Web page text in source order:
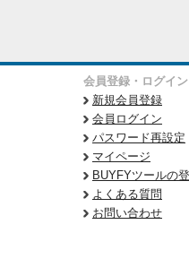
会員登録・ログイン
新規会員登録
会員ログイン
パスワード再設定
マイページ
BUYFYツールの
よくある質問
お問い合わせ